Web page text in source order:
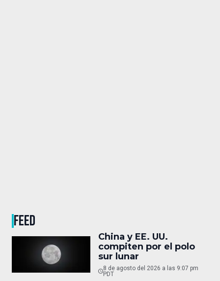
FEED
China y EE. UU.
compiten por el polo
sur lunar
8 de agosto del 2026 a las 9:07 pm
PDT